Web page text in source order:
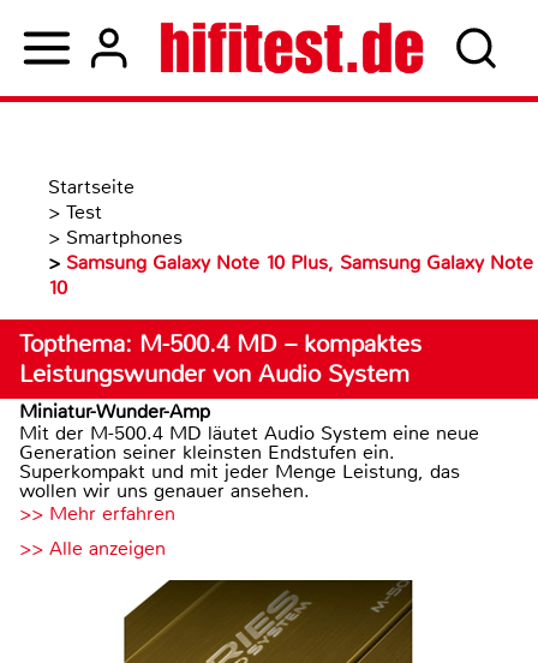
Startseite
> Test
> Smartphones
> Samsung Galaxy Note 10 Plus, Samsung Galaxy Note
10
Topthema: M-500.4 MD – kompaktes
Leistungswunder von Audio System
Miniatur-Wunder-Amp
Mit der M-500.4 MD läutet Audio System eine neue
Generation seiner kleinsten Endstufen ein.
Superkompakt und mit jeder Menge Leistung, das
wollen wir uns genauer ansehen.
>> Mehr erfahren
>> Alle anzeigen